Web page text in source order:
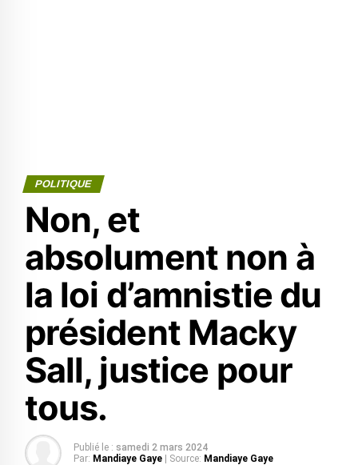
POLITIQUE
Non, et
absolument non à
la loi d’amnistie du
président Macky
Sall, justice pour
tous.
Publié le : samedi 2 mars 2024
Par: Mandiaye Gaye | Source: Mandiaye Gaye